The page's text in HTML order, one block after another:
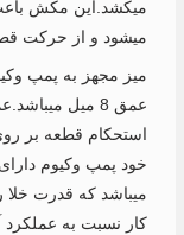
میکشد.این مکش باعث
میشود و از حرکت
میز مجهز به پمپ
عمق 8 میل
استحکام قطعه بر
خود پمپ وکیوم
میباشد که قدرت
کار نسبت به